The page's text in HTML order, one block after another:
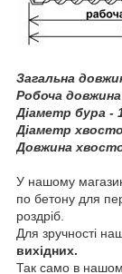
Загальна
Робоча
Діаметр бура -
Діаметр
Довжина
У нашому
по бетону для
роздріб.
Для зручності
вихідних.
Так само в